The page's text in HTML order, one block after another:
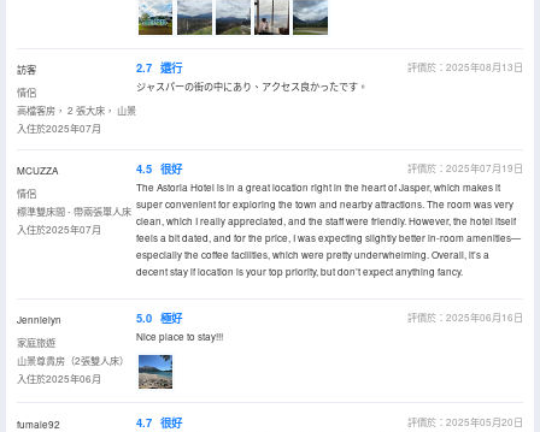
訪客
情侶
高檔客房， 2 張大床， 山景
入住於2025年07月
2.7 還行
評價於：2025年08月13日
ジャスパーの街の中にあり、アクセス良かったです。
MCUZZA
情侶
標準雙床間 - 帶兩張單人床
入住於2025年07月
4.5 很好
評價於：2025年07月19日
The Astoria Hotel is in a great location right in the heart of Jasper, which makes it
super convenient for exploring the town and nearby attractions. The room was very
clean, which I really appreciated, and the staff were friendly. However, the hotel itself
feels a bit dated, and for the price, I was expecting slightly better in-room amenities—
especially the coffee facilities, which were pretty underwhelming. Overall, it’s a
decent stay if location is your top priority, but don’t expect anything fancy.
Jennielyn
家庭旅遊
山景尊貴房（2張雙人床）
入住於2025年06月
5.0 極好
評價於：2025年06月16日
Nice place to stay!!!
fumale92
4.7 很好
評價於：2025年05月20日